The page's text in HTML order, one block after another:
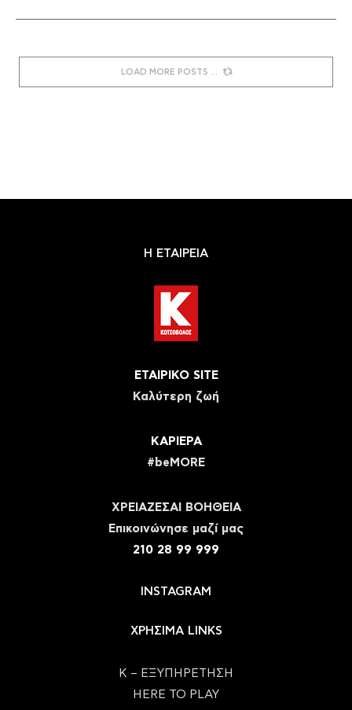
LOAD MORE POSTS
Η ΕΤΑΙΡΕΙΑ
ΕΤΑΙΡΙΚΟ SITE
Καλύτερη ζωή
ΚΑΡΙΕΡΑ
#beMORE
ΧΡΕΙΑΖΕΣΑΙ ΒΟΗΘΕΙΑ
Eπικοινώνησε μαζί μας
210 28 99 999
INSTAGRAM
ΧΡΗΣΙΜΑ LINKS
Κ – ΕΞΥΠΗΡΕΤΗΣΗ
HERE TO PLAY